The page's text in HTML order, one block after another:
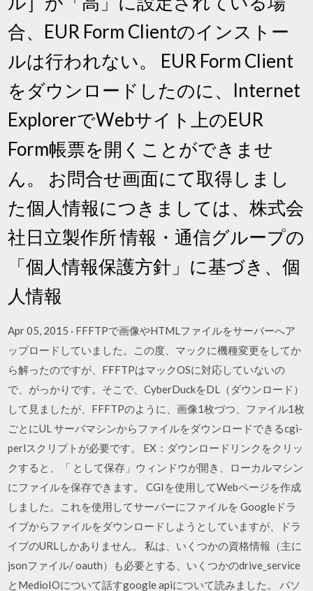
合、EUR Form Clientのインストー
ルは行われない。 EUR Form Client
をダウンロードしたのに、Internet
ExplorerでWebサイト上のEUR
Form帳票を開くことができませ
ん。 お問合せ画面にて取得しまし
た個人情報につきましては、株式会
社日立製作所 情報・通信グループの
「個人情報保護方針」に基づき、個
人情報
Apr 05, 2015 · FFFTPで画像やHTMLファイルをサーバーへア
ップロードしていました。この度、マックに機種変更をしてか
ら解ったのですが、FFFTPはマックOSに対応していないの
で、がっかりです。そこで、CyberDuckをDL（ダウンロード）
して見ましたが、FFFTPのように、画像1枚づつ、ファイル1枚
ごとにUL サーバマシンからファイルをダウンロードできるcgi-
perlスクリプトが必要です。 EX：ダウンロードリンクをクリッ
クすると、「 として保存」ウィンドウが開き、ローカルマシン
にファイルを保存できます。 CGIを使用してWebページを作成
しました。これを使用してサーバーにファイルを Googleドラ
イブからファイルをダウンロードしようとしていますが、ドラ
イブのURLしかありません。 私は、いくつかの資格情報（主に
jsonファイル/ oauth）も必要とする、いくつかのdrive_service
とMedioIOについて話すgoogle apiについて読みました。 パソ